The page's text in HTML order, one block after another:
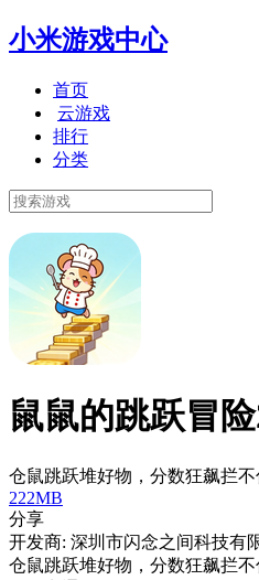
小米游戏中心
首页
云游戏
排行
分类
鼠鼠的跳跃冒
仓鼠跳跃堆好物，分数狂飙拦不
222MB
分享
开发商: 深圳市闪念之间科技有
仓鼠跳跃堆好物，分数狂飙拦不